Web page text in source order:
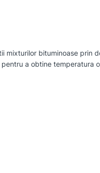
mixturilor bituminoase prin
a obtine